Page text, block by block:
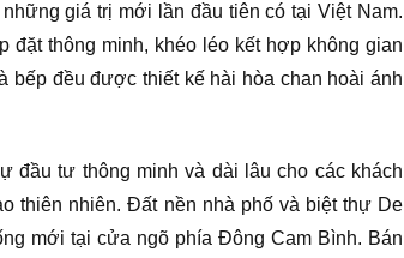
giá trị mới lần đầu tiên có tại Việt Nam.
thông minh, khéo léo kết hợp không gian
bếp đều được thiết kế hài hòa chan hoài ánh
đầu tư thông minh và dài lâu cho các khách
thiên nhiên. Đất nền nhà phố và biệt thự De
mới tại cửa ngõ phía Đông Cam Bình. Bán